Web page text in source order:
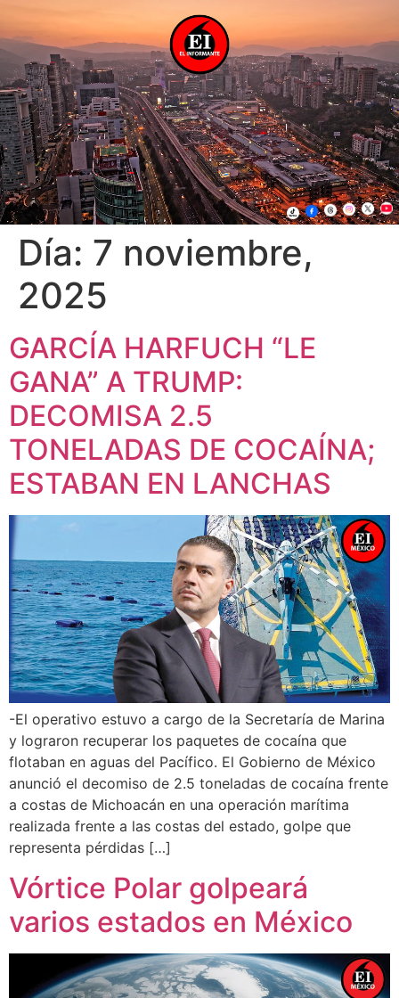
Día: 7 noviembre,
2025
GARCÍA HARFUCH “LE
GANA” A TRUMP:
DECOMISA 2.5
TONELADAS DE COCAÍNA;
ESTABAN EN LANCHAS
-El operativo estuvo a cargo de la Secretaría de Marina
y lograron recuperar los paquetes de cocaína que
flotaban en aguas del Pacífico. El Gobierno de México
anunció el decomiso de 2.5 toneladas de cocaína frente
a costas de Michoacán en una operación marítima
realizada frente a las costas del estado, golpe que
representa pérdidas […]
Vórtice Polar golpeará
varios estados en México